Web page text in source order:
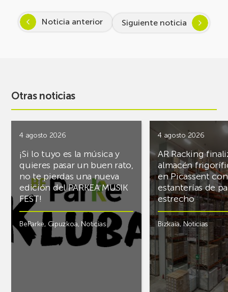
Noticia anterior Siguiente noticia
Otras noticias
4 agosto 2026
¡Si lo tuyo es la música y
quieres pasar un buen rato,
no te pierdas una nueva
edición del PARKEA MUSIK
FEST!
BeParke, Gipuzkoa, Noticias
4 agosto 2026
AR Racking
almacén
en Picassent con
estanterías de
estrecho
Bizkaia,Noticias